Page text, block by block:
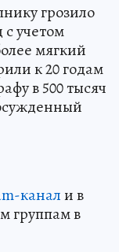
грозило
учетом
мягкий
к 20 годам
в 500 тысяч
канали в
группам в